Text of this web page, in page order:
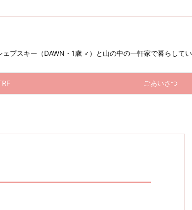
プスキー（DAWN・1歳 ♂）と山の中の一軒家で暮らし
ごあいさつ